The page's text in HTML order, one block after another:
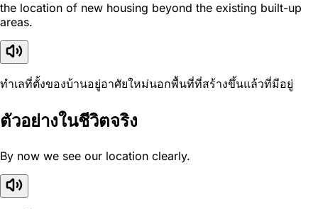
the location of new housing beyond the existing built-up
areas.
ทำเลที่ตั้งของบ้านอยู่อาศัยใหม่นอกพื้นที่ที่สร้างขึ้นแล้วที่มีอยู่
ตัวอย่างในชีวิตจริง
By now we see our location clearly.